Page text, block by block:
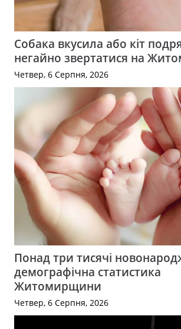
Собака вкусила або кіт
негайно звертатися на
Четвер, 6 Серпня, 2026
Понад три тисячі
демографічна статистика
Житомирщини
Четвер, 6 Серпня, 2026